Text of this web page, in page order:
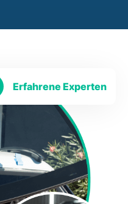
Erfahrene Experten